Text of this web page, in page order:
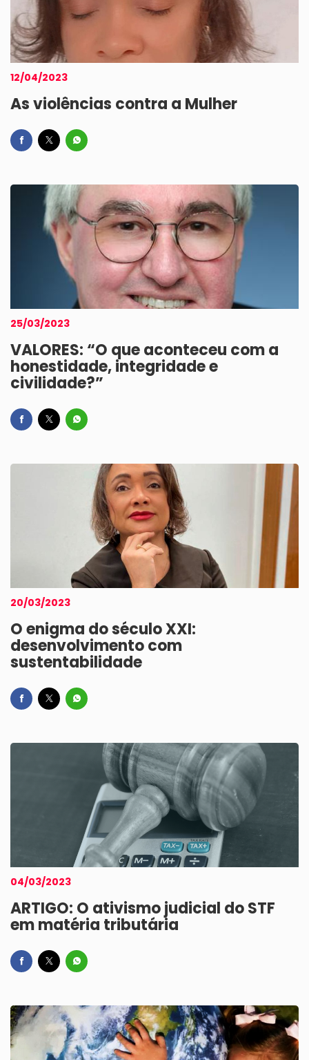
12/04/2023
As violências contra a Mulher
25/03/2023
VALORES: “O que aconteceu com a
honestidade, integridade e
civilidade?”
20/03/2023
O enigma do século XXI:
desenvolvimento com
sustentabilidade
04/03/2023
ARTIGO: O ativismo judicial do STF
em matéria tributária